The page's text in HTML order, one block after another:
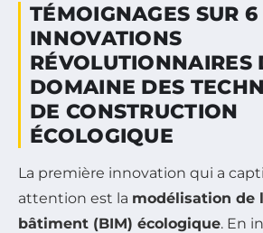
TÉMOIGNAGES SUR 6
INNOVATIONS
RÉVOLUTIONNAIRES
DOMAINE DES
DE CONSTRUCTION
ÉCOLOGIQUE
La première innovation qui a
attention est la modélisation de
bâtiment (BIM) écologique. En